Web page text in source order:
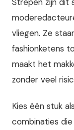
vliegen. Ze
fashionketens
maakt het
zonder veel
Kies één stuk
combinaties